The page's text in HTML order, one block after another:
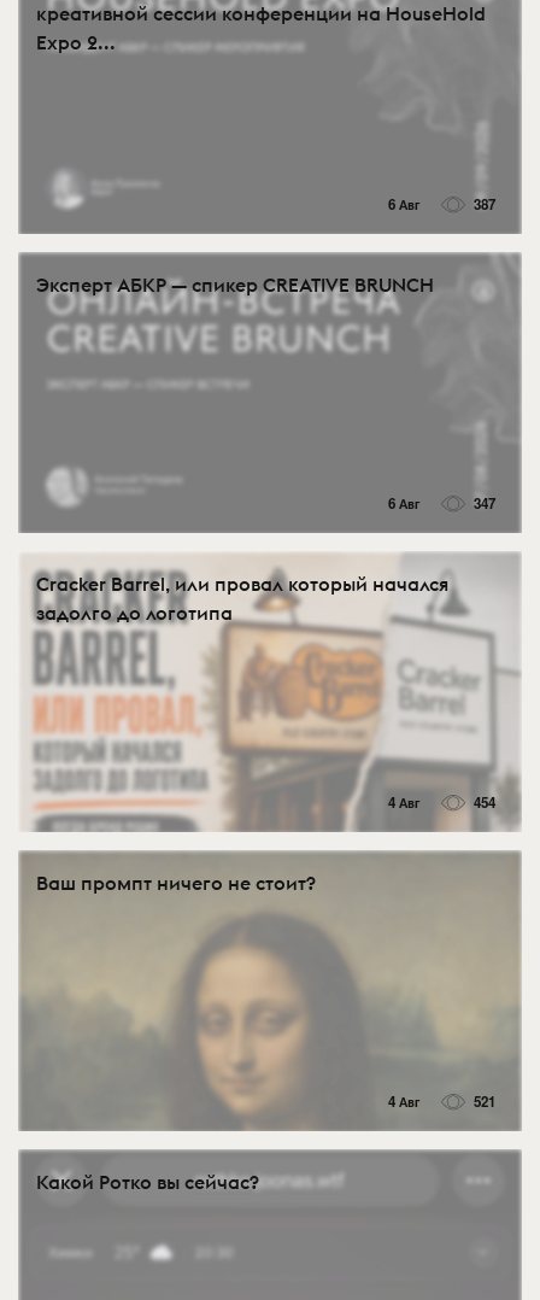
креативной сессии конференции на HouseHold
Expo 2...
6 Авг 387
Эксперт АБКР — спикер CREATIVE BRUNCH
6 Авг 347
Cracker Barrel, или провал который начался
задолго до логотипа
4 Авг 454
Ваш промпт ничего не стоит?
4 Авг 521
Какой Ротко вы сейчас?